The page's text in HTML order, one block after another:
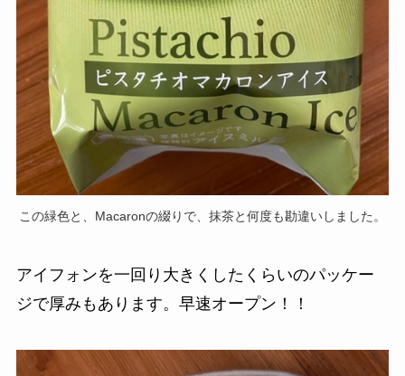
この緑色と、Macaronの綴りで、抹茶と何度も勘違いしました。
アイフォンを一回り大きくしたくらいのパッケー
ジで厚みもあります。早速オープン！！